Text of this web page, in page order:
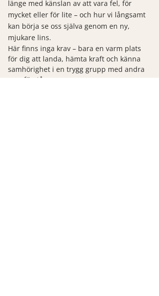
länge med känslan av att vara fel, för
mycket eller för lite – och hur vi långsamt
kan börja se oss själva genom en ny,
mjukare lins.
Här finns inga krav – bara en varm plats
för dig att landa, hämta kraft och känna
samhörighet i en trygg grupp med andra
som förstår.